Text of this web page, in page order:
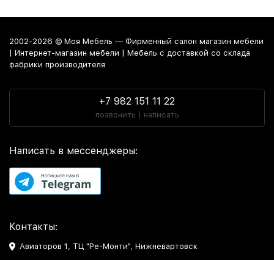
2002-2026 © Моя Мебель — Фирменный салон магазин мебели
| Интернет-магазин мебели | Мебель с доставкой со склада
фабрики производителя
+7 982 151 11 22
позвонить | написать
Написать в мессенджеры:
Контакты:
Авиаторов 1, ТЦ "Ре-Монти", Нижневартовск